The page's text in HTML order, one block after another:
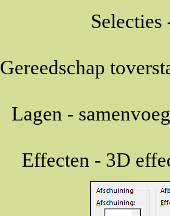
Selecties
Gereedschap
Lagen -
Effecten - 3D